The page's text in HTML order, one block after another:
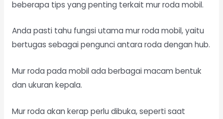
beberapa tips yang penting terkait mur roda mobil.
Anda pasti tahu fungsi utama mur roda mobil, yaitu
bertugas sebagai pengunci antara roda dengan hub.
Mur roda pada mobil ada berbagai macam bentuk
dan ukuran kepala.
Mur roda akan kerap perlu dibuka, seperti saat